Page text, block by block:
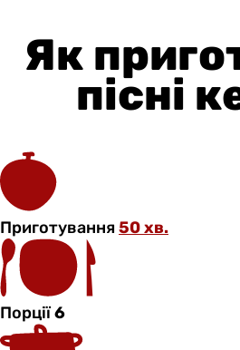
Як
пісні
Приготування50 хв.
Порції6